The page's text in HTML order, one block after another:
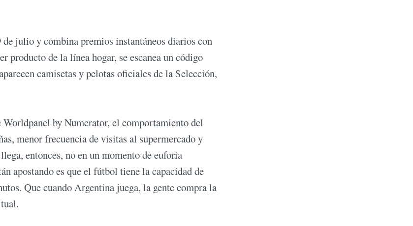
julio y combina premios instantáneos diarios con
producto de la línea hogar, se escanea un código
camisetas y pelotas oficiales de la Selección,
Worldpanel by Numerator, el comportamiento del
menor frecuencia de visitas al supermercado y
entonces, no en un momento de euforia
apostando es que el fútbol tiene la capacidad de
Que cuando Argentina juega, la gente compra la